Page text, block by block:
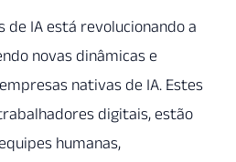
de IA está revolucionando a
novas dinâmicas e
nativas de IA. Estes
digitais, estão
humanas,